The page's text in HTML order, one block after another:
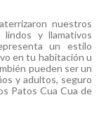
nuestros
y llamativos
un estilo
en tu habitación u
pueden ser un
y adultos, seguro
Patos Cua Cua de